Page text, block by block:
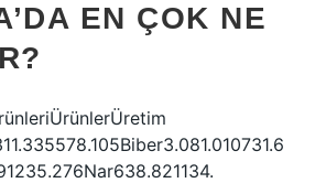
EN ÇOK NE